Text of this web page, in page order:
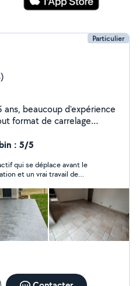
Particulier
ans, beaucoup d'expérience
sur chape traditionnelle ),
salle de bain, baignoire,
etc...
: 5/5
qui se déplace avant le
et un vrai travail de